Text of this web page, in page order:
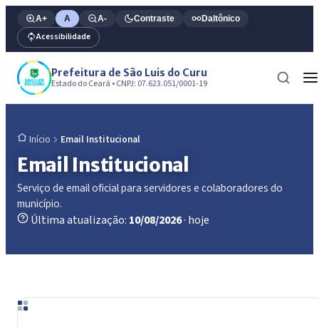
A+ A A- Contraste Daltônico
Acessibilidade
Prefeitura de São Luis do Curu
Estado do Ceará • CNPJ: 07.623.051/0001-19
Início Email Institucional
Email Institucional
Serviço de email oficial para servidores e colaboradores do
município.
Última atualização: 10/08/2026· hoje